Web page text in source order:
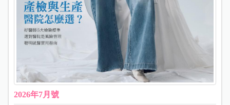
2026年7月號